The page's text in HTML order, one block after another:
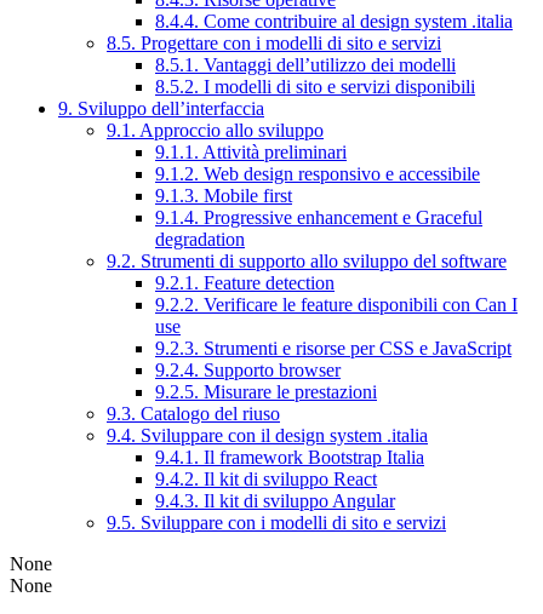
8.4.4. Come contribuire al design system .italia
8.5. Progettare con i modelli di sito e servizi
8.5.1. Vantaggi dell’utilizzo dei modelli
8.5.2. I modelli di sito e servizi disponibili
9. Sviluppo dell’interfaccia
9.1. Approccio allo sviluppo
9.1.1. Attività preliminari
9.1.2. Web design responsivo e accessibile
9.1.3. Mobile first
9.1.4. Progressive enhancement e Graceful
degradation
9.2. Strumenti di supporto allo sviluppo del software
9.2.1. Feature detection
9.2.2. Verificare le feature disponibili con Can I
use
9.2.3. Strumenti e risorse per CSS e JavaScript
9.2.4. Supporto browser
9.2.5. Misurare le prestazioni
9.3. Catalogo del riuso
9.4. Sviluppare con il design system .italia
9.4.1. Il framework Bootstrap Italia
9.4.2. Il kit di sviluppo React
9.4.3. Il kit di sviluppo Angular
9.5. Sviluppare con i modelli di sito e servizi
None
None